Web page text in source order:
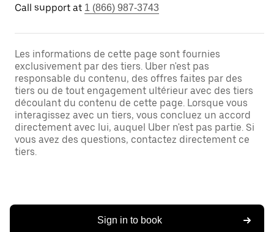
Call support at 1 (866) 987-3743
Les informations de cette page sont fournies
exclusivement par des tiers. Uber n'est pas
responsable du contenu, des offres faites par des
tiers ou de tout engagement ultérieur avec des tiers
découlant du contenu de cette page. Lorsque vous
interagissez avec un tiers, vous concluez un accord
directement avec lui, auquel Uber n'est pas partie. Si
vous avez des questions, contactez directement ce
tiers.
Sign in to book